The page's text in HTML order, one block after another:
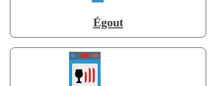
Égout